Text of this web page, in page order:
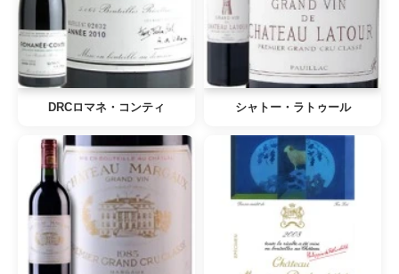
DRCロマネ・コンティ シャトー・ラトゥール